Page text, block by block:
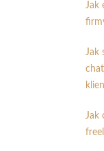
Jak
Jak
Jak